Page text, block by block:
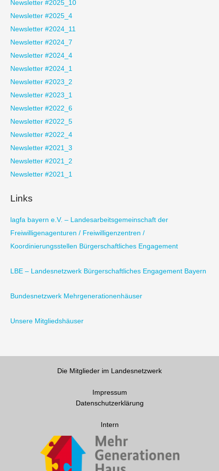
Newsletter #2025_10
Newsletter #2025_4
Newsletter #2024_11
Newsletter #2024_7
Newsletter #2024_4
Newsletter #2024_1
Newsletter #2023_2
Newsletter #2023_1
Newsletter #2022_6
Newsletter #2022_5
Newsletter #2022_4
Newsletter #2021_3
Newsletter #2021_2
Newsletter #2021_1
Links
lagfa bayern e.V. – Landesarbeitsgemeinschaft der
Freiwilligenagenturen / Freiwilligenzentren /
Koordinierungsstellen Bürgerschaftliches Engagement
LBE – Landesnetzwerk Bürgerschaftliches Engagement Bayern
Bundesnetzwerk Mehrgenerationenhäuser
Unsere Mitgliedshäuser
Die Mitglieder im Landesnetzwerk
Impressum
Datenschutzerklärung
Intern